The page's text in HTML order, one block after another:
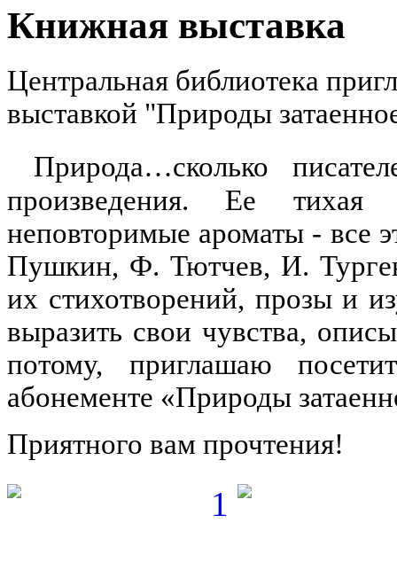
Книжная выставка
Центральная библиотека
выставкой "Природы
Природа…сколько
произведения. Ее тихая
неповторимые ароматы - все
Пушкин, Ф. Тютчев, И.
их стихотворений, прозы и
выразить свои чувства,
потому, приглашаю
абонементе «Природы
Приятного вам прочтения!